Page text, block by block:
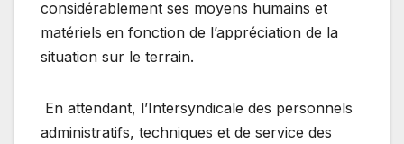
considérablement ses moyens humains et
matériels en fonction de l’appréciation de la
situation sur le terrain.
En attendant, l’Intersyndicale des personnels
administratifs, techniques et de service des